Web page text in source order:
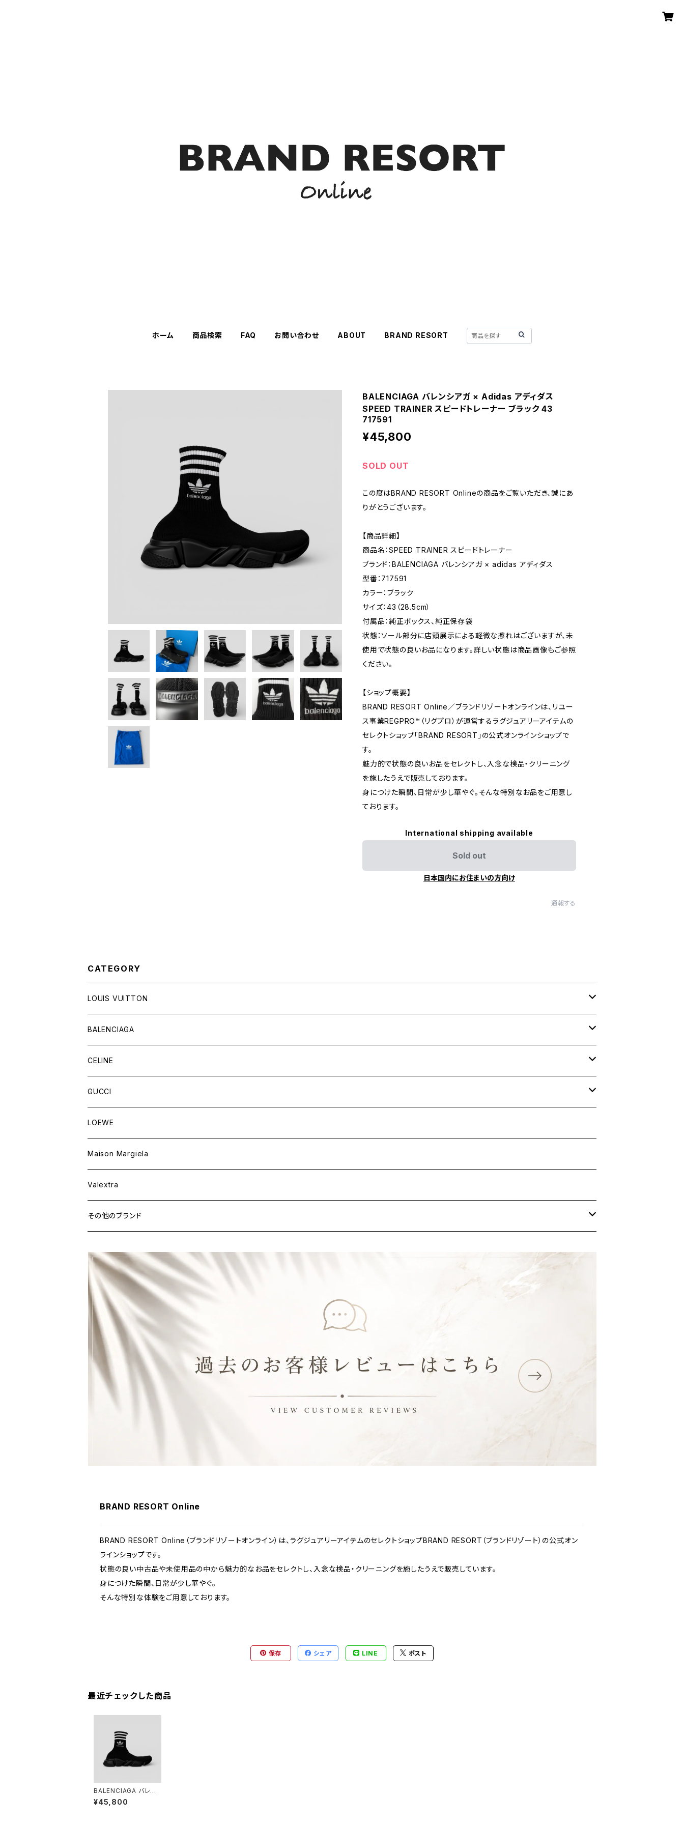
ホーム 商品検索 FAQ お問い合わせ ABOUT BRAND RESORT
BALENCIAGA バレンシアガ × Adidas アディダス
SPEED TRAINER スピードトレーナー ブラック 43
717591
¥45,800
SOLD OUT
この度はBRAND RESORT Onlineの商品をご覧いただき、誠にあ
りがとうございます。
【商品詳細】
商品名：SPEED TRAINER スピードトレーナー
ブランド：BALENCIAGA バレンシアガ × adidas アディダス
型番：717591
カラー：ブラック
サイズ：43（28.5cm）
付属品：純正ボックス、純正保存袋
状態：ソール部分に店頭展示による軽微な擦れはございますが、未
使用で状態の良いお品になります。詳しい状態は商品画像もご参照
ください。
【ショップ概要】
BRAND RESORT Online／ブランドリゾートオンラインは、リユー
ス事業REGPRO™（リグプロ）が運営するラグジュアリーアイテムの
セレクトショップ「BRAND RESORT」の公式オンラインショップで
す。
魅力的で状態の良いお品をセレクトし、入念な検品・クリーニング
を施したうえで販売しております。
身につけた瞬間、日常が少し華やぐ。そんな特別なお品をご用意し
ております。
International shipping available
Sold out
日本国内にお住まいの方向け
通報する
CATEGORY
LOUIS VUITTON
バッグ
財布&小物
ウェア
BALENCIAGA
バッグ
財布&小物
ウェア
CELINE
バッグ
財布&小物
ウェア
GUCCI
バッグ
財布&小物
ウェア
LOEWE
Maison Margiela
Valextra
その他のブランド
財布&小物
ウェア
BRAND RESORT Online
BRAND RESORT Online（ブランドリゾートオンライン）は、ラグジュアリーアイテムのセレクトショップBRAND RESORT（ブランドリゾート）の公式オン
ラインショップです。
状態の良い中古品や未使用品の中から魅力的なお品をセレクトし、入念な検品・クリーニングを施したうえで販売しています。
身につけた瞬間、日常が少し華やぐ。
そんな特別な体験をご用意しております。
保存 シェア LINE ポスト
最近チェックした商品
BALENCIAGA バレン
シアガ × Adidas アデ
ィダス SPEED TRAIN
¥45,800